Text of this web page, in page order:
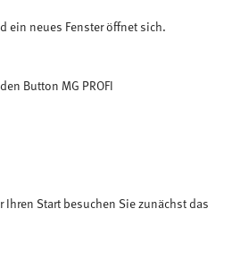
ein neues Fenster öffnet sich.
Button MG PROFI
Ihren Start besuchen Sie zunächst das